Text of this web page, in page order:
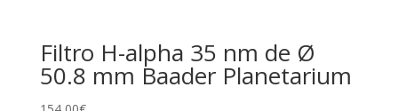
Filtro H-alpha 35 nm de Ø
50.8 mm Baader Planetarium